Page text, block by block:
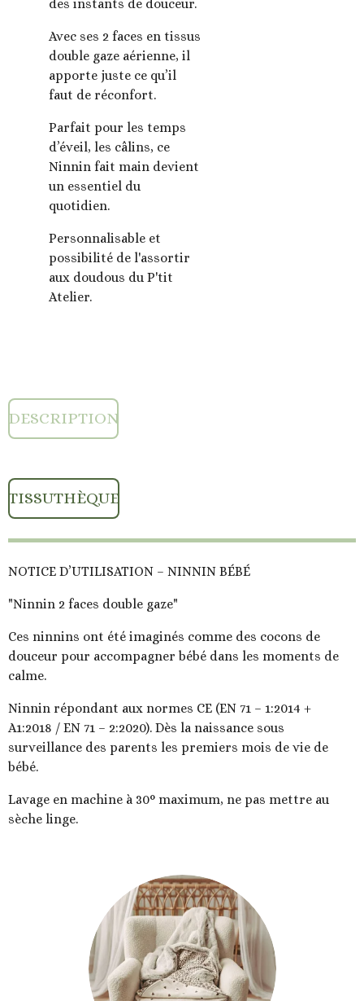
des instants de douceur.
Avec ses 2 faces en tissus
double gaze aérienne, il
apporte juste ce qu’il
faut de réconfort.
Parfait pour les temps
d’éveil, les câlins, ce
Ninnin fait main devient
un essentiel du
quotidien.
Personnalisable et
possibilité de l'assortir
aux doudous du P'tit
Atelier.
DESCRIPTION
TISSUTHÈQUE
NOTICE D’UTILISATION – NINNIN BÉBÉ
"Ninnin 2 faces double gaze"
Ces ninnins ont été imaginés comme des cocons de
douceur pour accompagner bébé dans les moments de
calme.
Ninnin répondant aux normes CE (EN 71 – 1:2014 +
A1:2018 / EN 71 – 2:2020). Dès la naissance sous
surveillance des parents les premiers mois de vie de
bébé.
Lavage en machine à 30° maximum, ne pas mettre au
sèche linge.